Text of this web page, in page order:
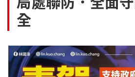
街坊大小事
交通警消
地方大小事
校園動態
黨政新聞
府院動態
總統大選
立委選舉
縣市長選舉
議員民代選舉
溫馨關懷
親子活動
公益行善
溫馨關懷
藝文走廊
民俗薪傳
藝文展覽
時尚你我他
休閒旅遊
醫療養生
全